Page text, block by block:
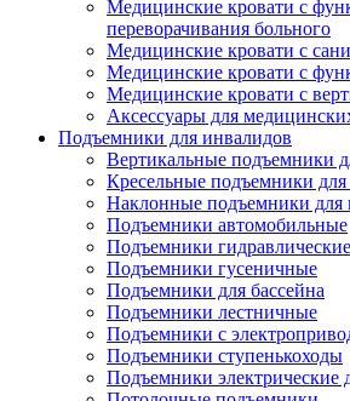
Медицинские кровати с
переворачивания больного
Медицинские кровати с
Медицинские кровати с
Медицинские кровати с
Аксессуары для
Подъемники для инвалидов
Вертикальные подъемники
Кресельные подъемники
Наклонные подъемники для
Подъемники автомобильные
Подъемники гидравлические
Подъемники гусеничные
Подъемники для бассейна
Подъемники лестничные
Подъемники с
Подъемники ступенькоходы
Подъемники электрические